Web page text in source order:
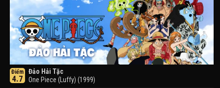
Điểm
4.7
Đảo Hải Tặc
One Piece (Luffy) (1999)